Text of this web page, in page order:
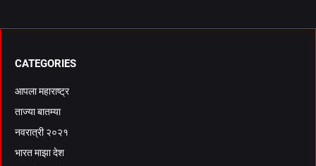
CATEGORIES
आपला महाराष्ट्र
ताज्या बातम्या
नवरात्री २०२१
भारत माझा देश